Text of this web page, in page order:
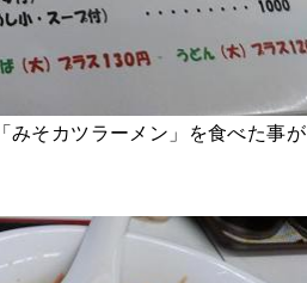
みそカツラーメン」を食べた事が